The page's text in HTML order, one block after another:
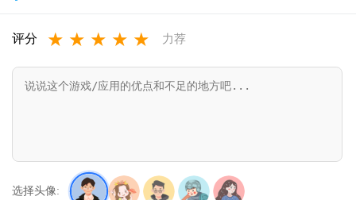
Surf)v3.66.0 v10.1.6 (Township)v37.0.2
评分 ★ ★ ★ ★ ★ 力荐
选择头像: